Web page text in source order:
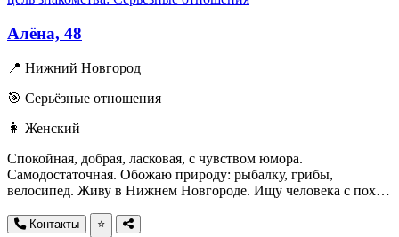
Алёна, 48
📍 Нижний Новгород
🎯 Серьёзные отношения
👩 Женский
Спокойная, добрая, ласковая, с чувством юмора.
Самодостаточная. Обожаю природу: рыбалку, грибы,
велосипед. Живу в Нижнем Новгороде. Ищу человека с пох…
Контакты ⭐